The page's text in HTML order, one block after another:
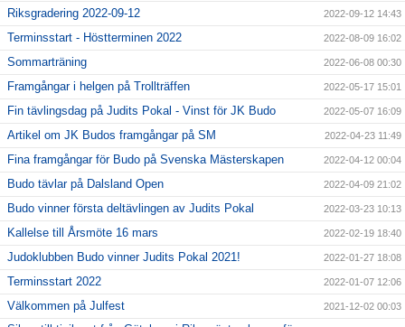
Riksgradering 2022-09-12 2022-09-12 14:43
Terminsstart - Höstterminen 2022 2022-08-09 16:02
Sommarträning 2022-06-08 00:30
Framgångar i helgen på Trollträffen 2022-05-17 15:01
Fin tävlingsdag på Judits Pokal - Vinst för JK Budo 2022-05-07 16:09
Artikel om JK Budos framgångar på SM 2022-04-23 11:49
Fina framgångar för Budo på Svenska Mästerskapen 2022-04-12 00:04
Budo tävlar på Dalsland Open 2022-04-09 21:02
Budo vinner första deltävlingen av Judits Pokal 2022-03-23 10:13
Kallelse till Årsmöte 16 mars 2022-02-19 18:40
Judoklubben Budo vinner Judits Pokal 2021! 2022-01-27 18:08
Terminsstart 2022 2022-01-07 12:06
Välkommen på Julfest 2021-12-02 00:03